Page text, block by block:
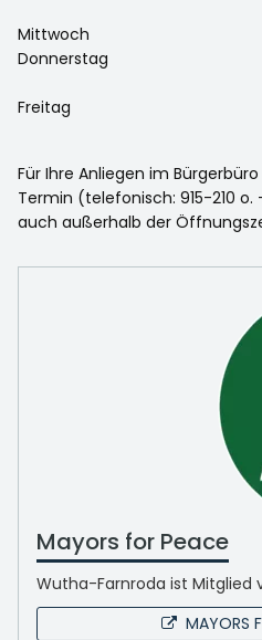
Mittwoch
Donnerstag
Freitag
Für Ihre Anliegen im
Termin (telefonisch: 915-210
auch außerhalb der
Mayors for Peace
Wutha-Farnroda ist Mitglied
MAYORS